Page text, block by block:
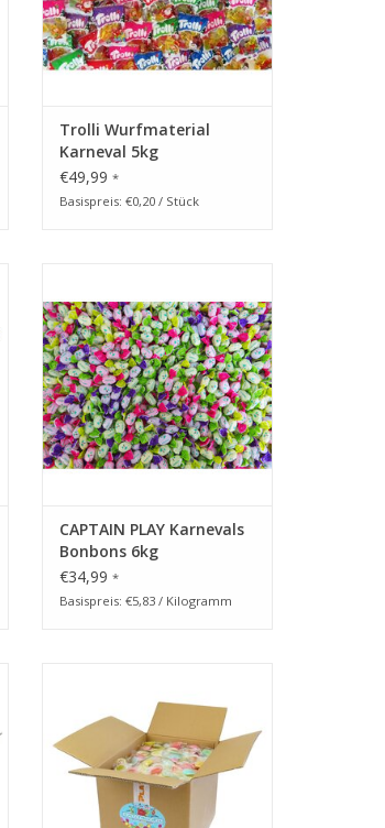
Trolli Wurfmaterial
Karneval 5kg
€49,99 *
Basispreis: €0,20 / Stück
ZUM WARENKORB HINZUFÜGEN
CAPTAIN PLAY Karnevals
Bonbons 6kg
€34,99 *
Basispreis: €5,83 / Kilogramm
ZUM WARENKORB HINZUFÜGEN